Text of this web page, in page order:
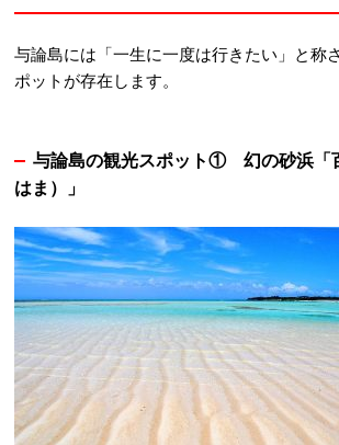
与論島には「一生に一度は行きたい」と称
ポットが存在します。
与論島の観光スポット① 幻の砂浜「
はま）」